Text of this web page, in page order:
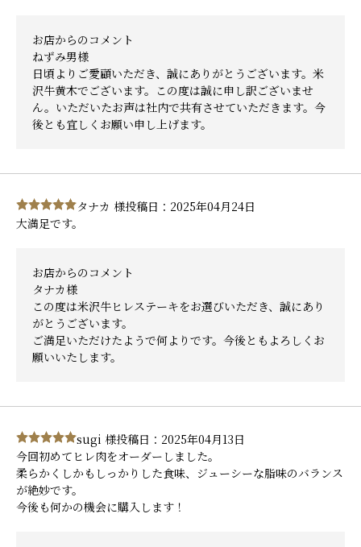
お店からのコメント
ねずみ男様
日頃よりご愛顧いただき、誠にありがとうございます。米
沢牛黄木でございます。この度は誠に申し訳ございませ
ん。いただいたお声は社内で共有させていただきます。今
後とも宜しくお願い申し上げます。
タナカ 様投稿日：2025年04月24日
大満足です。
お店からのコメント
タナカ様
この度は米沢牛ヒレステーキをお選びいただき、誠にあり
がとうございます。
ご満足いただけたようで何よりです。今後ともよろしくお
願いいたします。
sugi 様投稿日：2025年04月13日
今回初めてヒレ肉をオーダーしました。
柔らかくしかもしっかりした食味、ジューシーな脂味のバランス
が絶妙です。
今後も何かの機会に購入します！